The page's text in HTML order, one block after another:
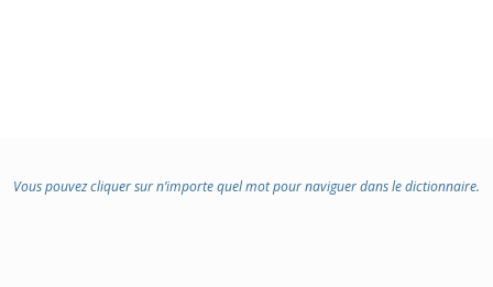
Vous pouvez cliquer sur n’importe quel mot pour naviguer dans le dictionnaire.